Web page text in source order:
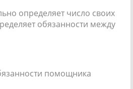
определяет число своих
обязанности между
помощника